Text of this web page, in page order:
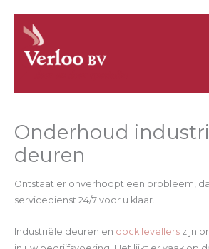
Onderhoud
deuren
Ontstaat er onverhoopt een probleem,
servicedienst 24/7 voor u klaar.
Industriële deuren en dock levellerszijn